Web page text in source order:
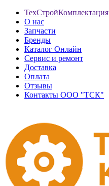
ТехСтройКомплектация
О нас
Запчасти
Бренды
Каталог Онлайн
Сервис и ремонт
Доставка
Оплата
Отзывы
Контакты ООО "ТСК"